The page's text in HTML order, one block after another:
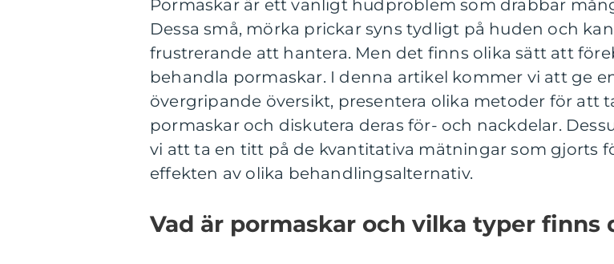
Pormaskar är ett vanligt hudproblem som drabbar
Dessa små, mörka prickar syns tydligt på huden och
frustrerande att hantera. Men det finns olika sätt att
behandla pormaskar. I denna artikel kommer vi att ge
övergripande översikt, presentera olika metoder för att
pormaskar och diskutera deras för- och nackdelar.
vi att ta en titt på de kvantitativa mätningar som gjorts
effekten av olika behandlingsalternativ.
Vad är pormaskar och vilka typer finns